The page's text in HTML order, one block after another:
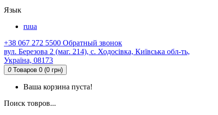
Язык
ruua
+38 067 272 5500 Обратный звонок
вул. Березова 2 (маг. 214), с. Ходосівка, Київська обл-ть,
Україна, 08173
0 Товаров 0 (0 грн)
Ваша корзина пуста!
Поиск товров...